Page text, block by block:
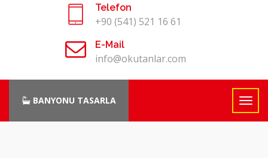
Telefon
+90 (541) 521 16 61
E-Mail
info@okutanlar.com
BANYONU TASARLA